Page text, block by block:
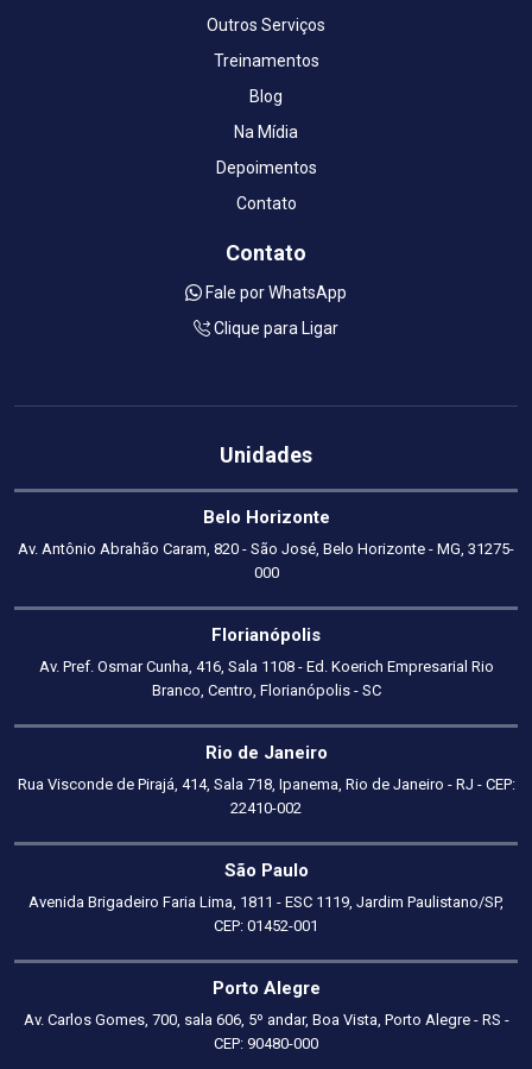
Outros Serviços
Treinamentos
Blog
Na Mídia
Depoimentos
Contato
Contato
Fale por WhatsApp
Clique para Ligar
Unidades
Belo Horizonte
Av. Antônio Abrahão Caram, 820 - São José, Belo Horizonte - MG, 31275-
000
Florianópolis
Av. Pref. Osmar Cunha, 416, Sala 1108 - Ed. Koerich Empresarial Rio
Branco, Centro, Florianópolis - SC
Rio de Janeiro
Rua Visconde de Pirajá, 414, Sala 718, Ipanema, Rio de Janeiro - RJ - CEP:
22410-002
São Paulo
Avenida Brigadeiro Faria Lima, 1811 - ESC 1119, Jardim Paulistano/SP,
CEP: 01452-001
Porto Alegre
Av. Carlos Gomes, 700, sala 606, 5º andar, Boa Vista, Porto Alegre - RS -
CEP: 90480-000